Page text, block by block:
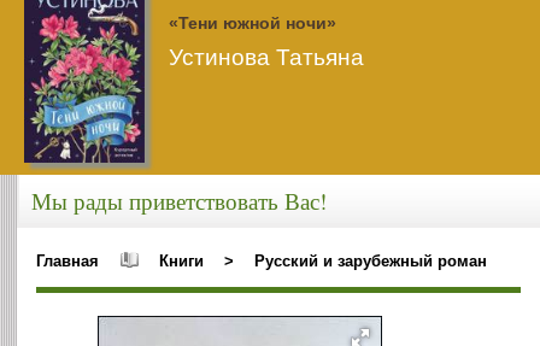
«Тени южной ночи»
Устинова Татьяна
Мы рады приветствовать Вас!
Главная Книги > Русский и зарубежный роман